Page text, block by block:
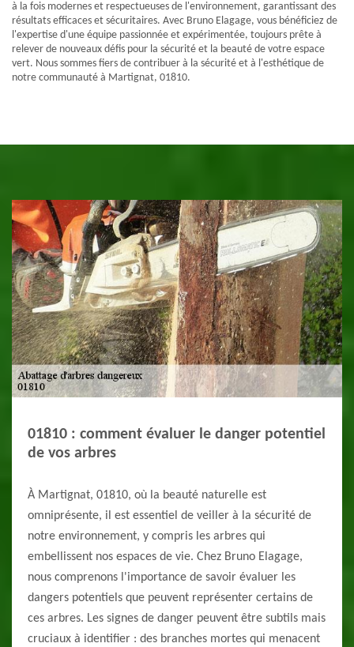
à la fois modernes et respectueuses de l'environnement, garantissant des
résultats efficaces et sécuritaires. Avec Bruno Elagage, vous bénéficiez de
l'expertise d'une équipe passionnée et expérimentée, toujours prête à
relever de nouveaux défis pour la sécurité et la beauté de votre espace
vert. Nous sommes fiers de contribuer à la sécurité et à l'esthétique de
notre communauté à Martignat, 01810.
01810 : comment évaluer le danger potentiel
de vos arbres
À Martignat, 01810, où la beauté naturelle est
omniprésente, il est essentiel de veiller à la sécurité de
notre environnement, y compris les arbres qui
embellissent nos espaces de vie. Chez Bruno Elagage,
nous comprenons l'importance de savoir évaluer les
dangers potentiels que peuvent représenter certains de
ces arbres. Les signes de danger peuvent être subtils mais
cruciaux à identifier : des branches mortes qui menacent